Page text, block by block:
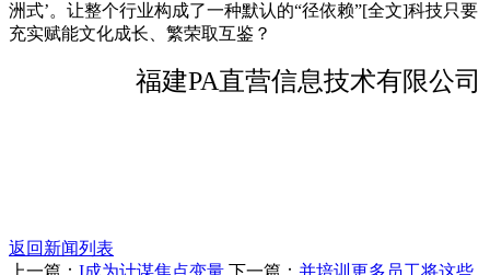
洲式’。让整个行业构成了一种默认的“径依赖”[全文]科技只要
充实赋能文化成长、繁荣取互鉴？
福建PA直营信息技术有限公司
返回新闻列表